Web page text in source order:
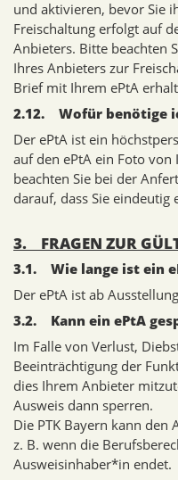
und aktivieren, bevor Sie
Freischaltung erfolgt auf
Anbieters. Bitte beachten
Ihres Anbieters zur
Brief mit Ihrem ePtA
2.12. Wofür benötige
Der ePtA ist ein
auf den ePtA ein Foto
beachten Sie bei der
darauf, dass Sie eindeutig
3. FRAGEN ZUR
3.1. Wie lange ist ein
Der ePtA ist ab
3.2. Kann ein ePtA
Im Falle von Verlust,
Beeinträchtigung der
dies Ihrem Anbieter
Ausweis dann sperren.
Die PTK Bayern kann den
z. B. wenn die
Ausweisinhaber*in endet.